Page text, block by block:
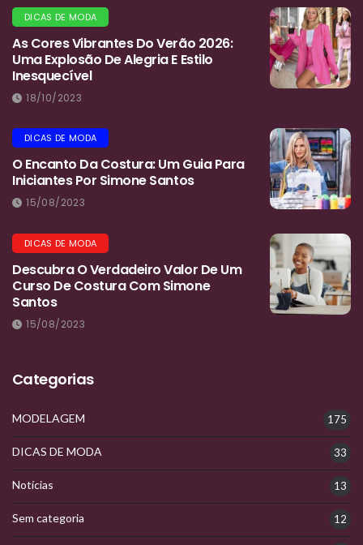
DICAS DE MODA
As Cores Vibrantes Do Verão 2026:
Uma Explosão De Alegria E Estilo
Inesquecível
18/10/2023
DICAS DE MODA
O Encanto Da Costura: Um Guia Para
Iniciantes Por Simone Santos
15/08/2023
DICAS DE MODA
Descubra O Verdadeiro Valor De Um
Curso De Costura Com Simone
Santos
15/08/2023
Categorias
MODELAGEM 175
DICAS DE MODA 33
Notícias 13
Sem categoria 12